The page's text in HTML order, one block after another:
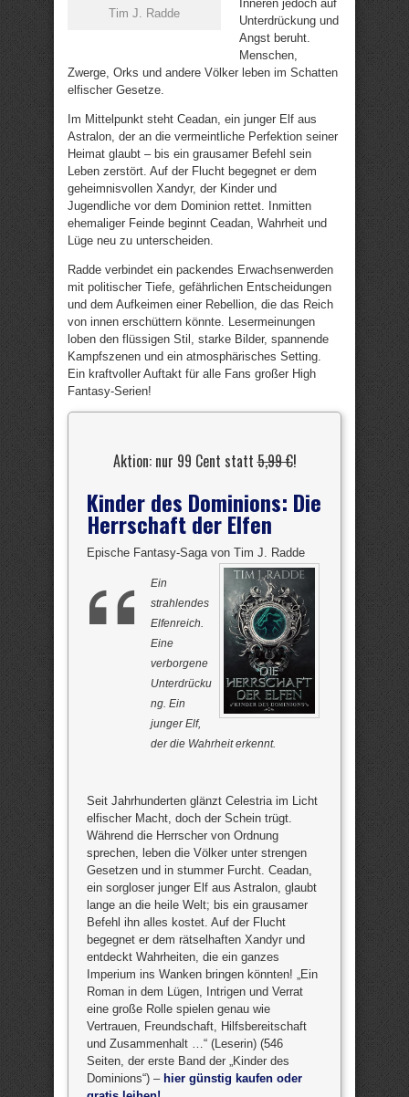
Tim J. Radde
Inneren jedoch auf
Unterdrückung und
Angst beruht.
Menschen,
Zwerge, Orks und andere Völker leben im Schatten
elfischer Gesetze.
Im Mittelpunkt steht Ceadan, ein junger Elf aus
Astralon, der an die vermeintliche Perfektion seiner
Heimat glaubt – bis ein grausamer Befehl sein
Leben zerstört. Auf der Flucht begegnet er dem
geheimnisvollen Xandyr, der Kinder und
Jugendliche vor dem Dominion rettet. Inmitten
ehemaliger Feinde beginnt Ceadan, Wahrheit und
Lüge neu zu unterscheiden.
Radde verbindet ein packendes Erwachsenwerden
mit politischer Tiefe, gefährlichen Entscheidungen
und dem Aufkeimen einer Rebellion, die das Reich
von innen erschüttern könnte. Lesermeinungen
loben den flüssigen Stil, starke Bilder, spannende
Kampfszenen und ein atmosphärisches Setting.
Ein kraftvoller Auftakt für alle Fans großer High
Fantasy-Serien!
Aktion: nur 99 Cent statt5,99 €!
Kinder des Dominions: Die
Herrschaft der Elfen
Epische Fantasy-Saga von Tim J. Radde
Ein
strahlendes
Elfenreich.
Eine
verborgene
Unterdrücku
ng. Ein
junger Elf,
der die Wahrheit erkennt.
Seit Jahrhunderten glänzt Celestria im Licht
elfischer Macht, doch der Schein trügt.
Während die Herrscher von Ordnung
sprechen, leben die Völker unter strengen
Gesetzen und in stummer Furcht. Ceadan,
ein sorgloser junger Elf aus Astralon, glaubt
lange an die heile Welt; bis ein grausamer
Befehl ihn alles kostet. Auf der Flucht
begegnet er dem rätselhaften Xandyr und
entdeckt Wahrheiten, die ein ganzes
Imperium ins Wanken bringen könnten! „Ein
Roman in dem Lügen, Intrigen und Verrat
eine große Rolle spielen genau wie
Vertrauen, Freundschaft, Hilfsbereitschaft
und Zusammenhalt …“ (Leserin) (546
Seiten, der erste Band der „Kinder des
Dominions“) – hier günstig kaufen oder